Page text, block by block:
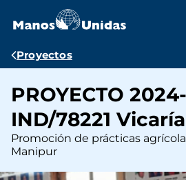
contenido
Ruta
navegación
Proyectos
PROYECTO
IND/78221
Promoción de prácticas
Manipur